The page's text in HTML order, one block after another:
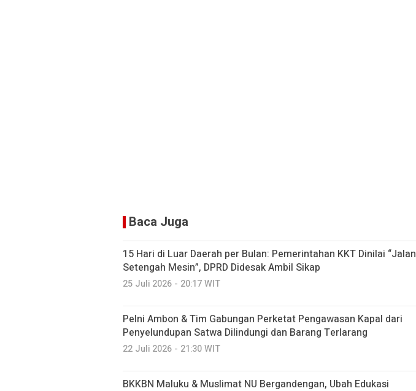
Baca Juga
15 Hari di Luar Daerah per Bulan: Pemerintahan KKT Dinilai “Jalan
Setengah Mesin”, DPRD Didesak Ambil Sikap
25 Juli 2026 - 20:17 WIT
Pelni Ambon & Tim Gabungan Perketat Pengawasan Kapal dari
Penyelundupan Satwa Dilindungi dan Barang Terlarang
22 Juli 2026 - 21:30 WIT
BKKBN Maluku & Muslimat NU Bergandengan, Ubah Edukasi